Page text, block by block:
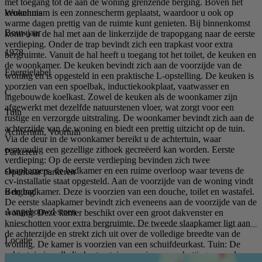
met toegang tot de aan de woning grenzende berging. Boven het
keukenraam is een zonnescherm geplaatst, waardoor u ook op
warme dagen prettig van de ruimte kunt genieten. Bij binnenkomst
komt u in de hal met aan de linkerzijde de trapopgang naar de eerste
verdieping. Onder de trap bevindt zich een trapkast voor extra
bergruimte. Vanuit de hal heeft u toegang tot het toilet, de keuken en
de woonkamer. De keuken bevindt zich aan de voorzijde van de
woning en is opgesteld in een praktische L-opstelling. De keuken is
voorzien van een spoelbak, inductiekookplaat, vaatwasser en
ingebouwde koelkast. Zowel de keuken als de woonkamer zijn
afgewerkt met dezelfde natuurstenen vloer, wat zorgt voor een
rustige en verzorgde uitstraling. De woonkamer bevindt zich aan de
achterzijde van de woning en biedt een prettig uitzicht op de tuin.
Via de deur in de woonkamer bereikt u de achtertuin, waar
eenvoudig een gezellige zithoek gecreëerd kan worden. Eerste
verdieping: Op de eerste verdieping bevinden zich twee
slaapkamers, de badkamer en een ruime overloop waar tevens de
cv-installatie staat opgesteld. Aan de voorzijde van de woning vindt
u de badkamer. Deze is voorzien van een douche, toilet en wastafel.
De eerste slaapkamer bevindt zich eveneens aan de voorzijde van de
woning. Deze kamer beschikt over een groot dakvenster en
knieschotten voor extra bergruimte. De tweede slaapkamer ligt aan
de achterzijde en strekt zich uit over de volledige breedte van de
woning. De kamer is voorzien van een schuifdeurkast. Tuin: De
achtertuin is volledig bestraat, is voorzien van schuttingen rondom
Woonhuis
Bouwjaar
1978
Energielabel
C
Tuin
Achtertuin, Voortuin
Parkeren
Openbaar parkeren
Berging
Aangebouwd steen
Locatie